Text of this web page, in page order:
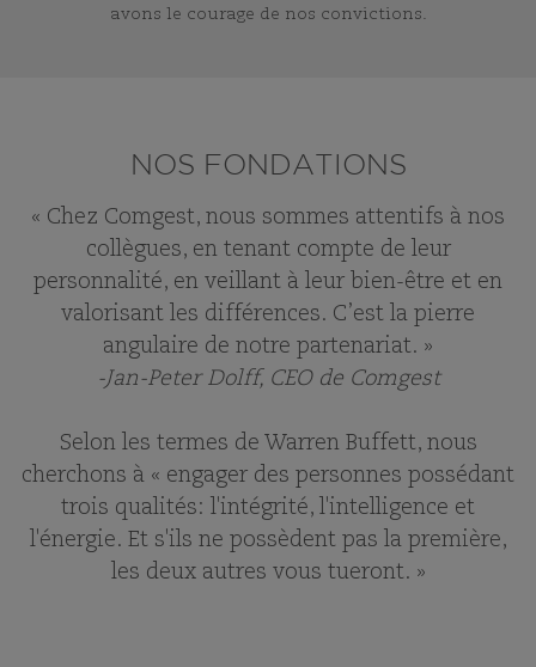
avons le courage de nos convictions.
NOS FONDATIONS
« Chez Comgest, nous sommes attentifs à nos
collègues, en tenant compte de leur
personnalité, en veillant à leur bien-être et en
valorisant les différences. C’est la pierre
angulaire de notre partenariat. »
-Jan-Peter Dolff, CEO de Comgest
Selon les termes de Warren Buffett, nous
cherchons à « engager des personnes possédant
trois qualités: l'intégrité, l'intelligence et
l'énergie. Et s'ils ne possèdent pas la première,
les deux autres vous tueront. »